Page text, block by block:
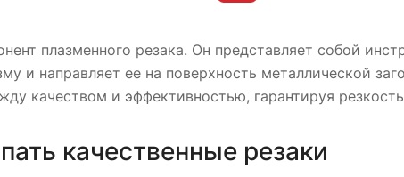
плазменного резака. Он представляет собой
и направляет ее на поверхность металлической
качеством и эффективностью, гарантируя
качественные резаки